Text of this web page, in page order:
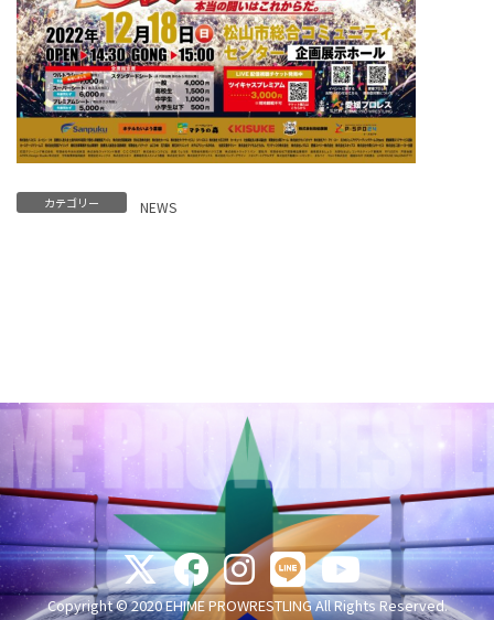
カテゴリー NEWS
Copyright © 2020 EHIME PROWRESTLING All Rights Reserved.